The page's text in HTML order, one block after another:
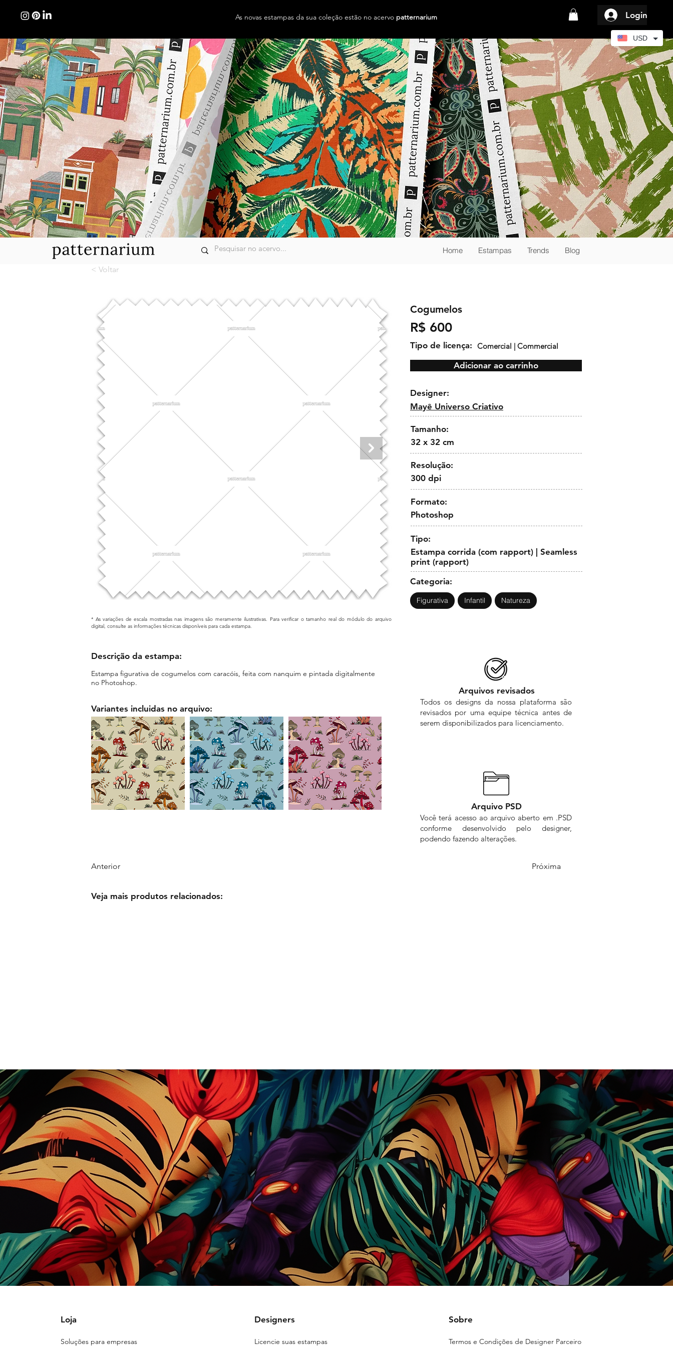
As novas estampas da sua coleção estão no acervo patternarium Login
Home Estampas Trends
Blog
< Voltar
* As variações de escala mostradas nas imagens são meramente ilustrativas. Para verificar o tamanho real do módulo do arquivo
digital, consulte as informações técnicas disponíveis para cada estampa.
Cogumelos
R$ 600
Tipo de licença: Comercial | Commercial
Adicionar ao carrinho
Designer:
Mayê Universo Criativo
Tamanho:
32 x 32 cm
Resolução:
300 dpi
Formato:
Photoshop
Tipo:
Estampa corrida (com rapport) | Seamless
print (rapport)
Categoria:
Figurativa Infantil Natureza
Descrição da estampa:
Estampa figurativa de cogumelos com caracóis, feita com nanquim e pintada digitalmente
no Photoshop.
Variantes incluidas no arquivo:
Arquivos revisados
Todos os designs da nossa plataforma são
revisados por uma equipe técnica antes de
serem disponibilizados para licenciamento.
Arquivo PSD
Você terá acesso ao arquivo aberto em .PSD
conforme desenvolvido pelo designer,
podendo fazendo alterações.
Anterior Próxima
Veja mais produtos relacionados:
Loja
Soluções para empresas
Designers
Licencie suas estampas
Sobre
Termos e Condições de Designer Parceiro
USD